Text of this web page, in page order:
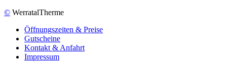
© WerratalTherme
Öffnungszeiten & Preise
Gutscheine
Kontakt & Anfahrt
Impressum